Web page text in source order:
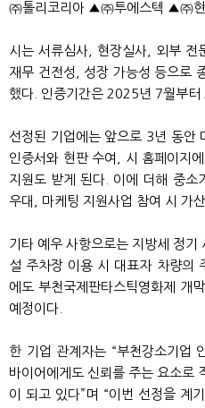
㈜톨리코리아 ▲㈜투에스텍 ▲㈜현
시는 서류심사, 현장실사, 외부 전
재무 건전성, 성장 가능성 등으로
했다. 인증기간은 2025년 7월부
선정된 기업에는 앞으로 3년 동안
인증서와 현판 수여, 시 홈페이지
지원도 받게 된다. 이에 더해 중소
우대, 마케팅 지원사업 참여 시 가
기타 예우 사항으로는 지방세 정
설 주차장 이용 시 대표자 차량의
에도 부천국제판타스틱영화제 개
예정이다.
한 기업 관계자는 “부천강소기업
바이어에게도 신뢰를 주는 요소로
이 되고 있다”며 “이번 선정을 계